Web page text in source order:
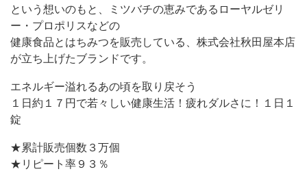
という想いのもと、ミツバチの恵みであるローヤルゼリ
ー・プロポリスなどの
健康食品とはちみつを販売している、株式会社秋田屋本店
が立ち上げたブランドです。
エネルギー溢れるあの頃を取り戻そう
１日約１７円で若々しい健康生活！疲れダルさに！１日１
錠
★累計販売個数３万個
★リピート率９３％